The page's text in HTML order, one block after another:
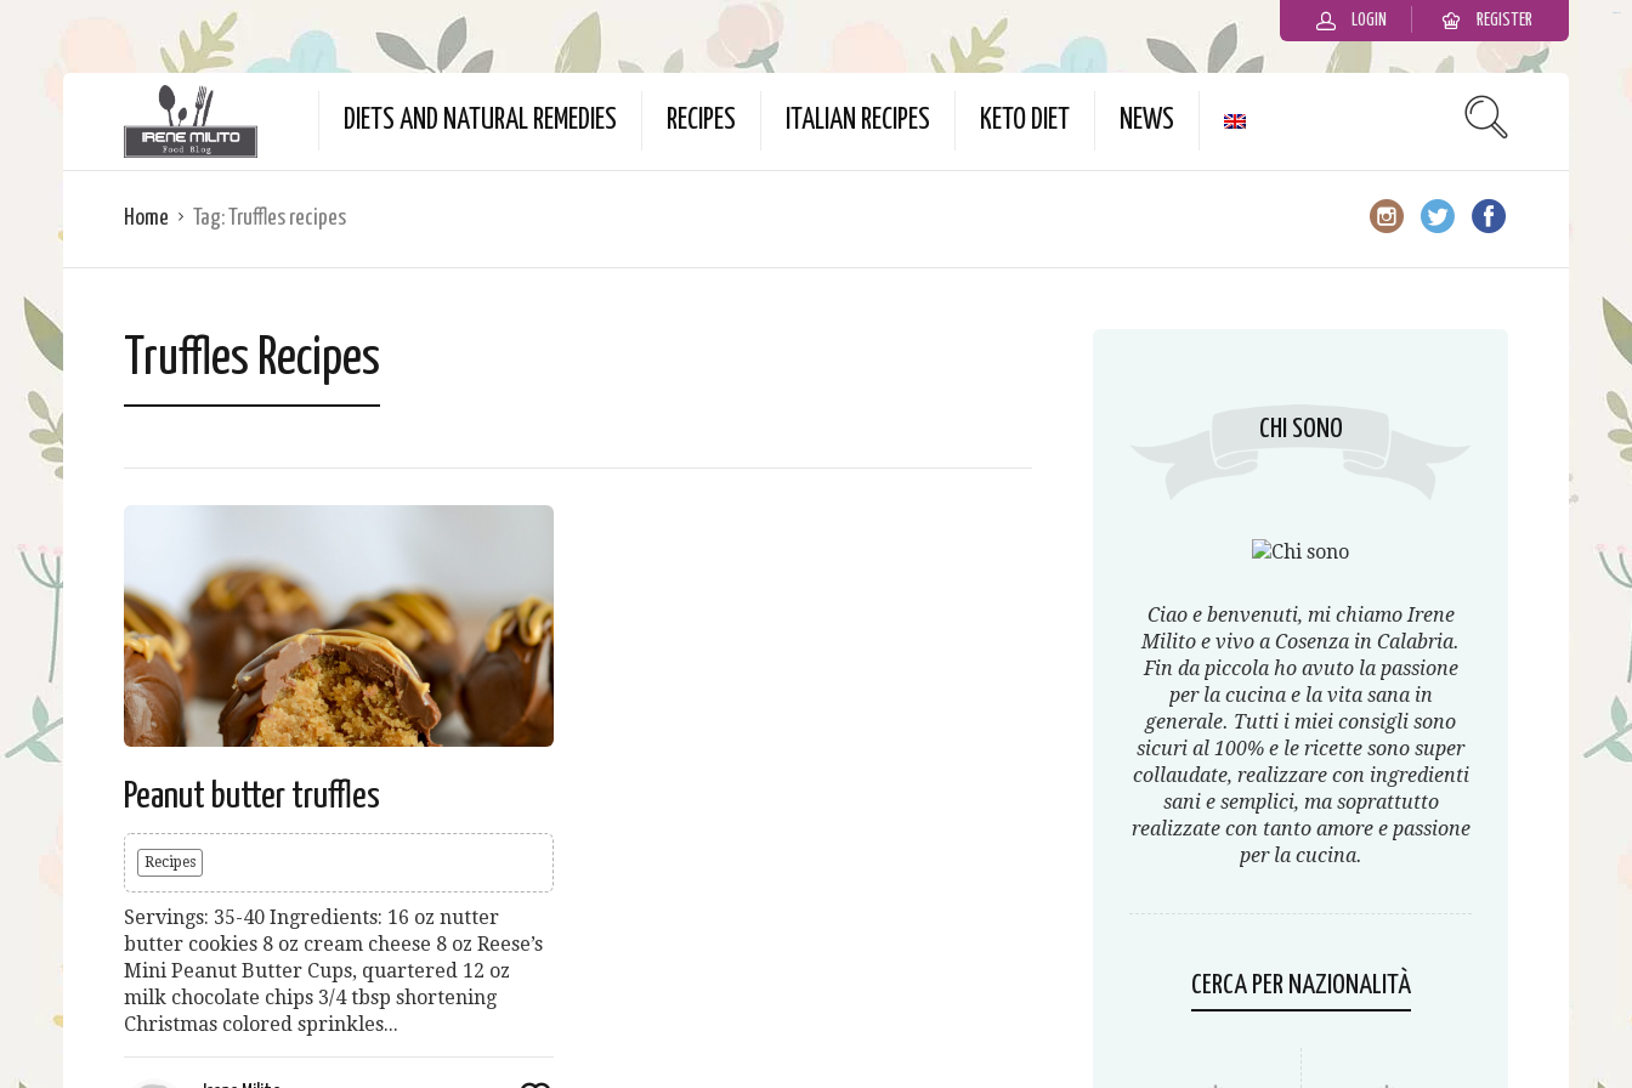
LOGIN REGISTER
DIETS AND NATURAL REMEDIES RECIPES ITALIAN RECIPES KETO DIET NEWS
Home Tag:Truffles recipes
Truffles Recipes
Peanut butter truffles
Recipes
Servings: 35-40 Ingredients: 16 oz nutter
butter cookies 8 oz cream cheese 8 oz Reese’s
Mini Peanut Butter Cups, quartered 12 oz
milk chocolate chips 3/4 tbsp shortening
Christmas colored sprinkles...
CHI SONO
Ciao e benvenuti, mi chiamo Irene
Milito e vivo a Cosenza in Calabria.
Fin da piccola ho avuto la passione
per la cucina e la vita sana in
generale. Tutti i miei consigli sono
sicuri al 100% e le ricette sono super
collaudate, realizzare con ingredienti
sani e semplici, ma soprattutto
realizzate con tanto amore e passione
per la cucina.
CERCA PER NAZIONALITÀ